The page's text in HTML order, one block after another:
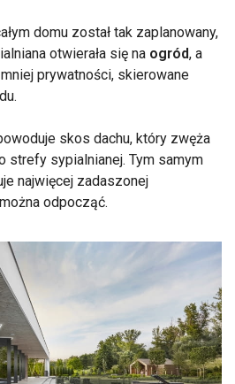
domu został tak zaplanowany,
otwierała się na ogród, a
prywatności, skierowane
skos dachu, który zwęża
strefy sypialnianej. Tym samym
najwięcej zadaszonej
odpocząć.